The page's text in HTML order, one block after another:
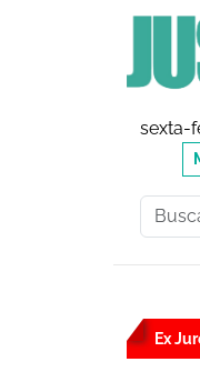
sexta-
Ex